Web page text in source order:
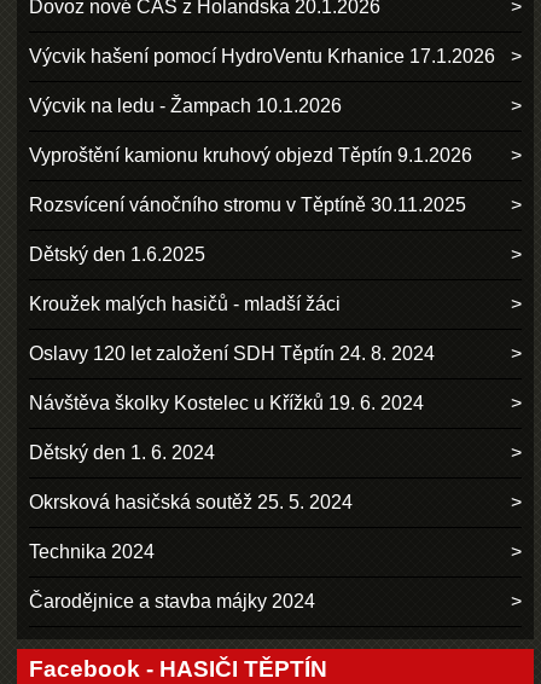
Dovoz nové CAS z Holandska 20.1.2026
Výcvik hašení pomocí HydroVentu Krhanice 17.1.2026
Výcvik na ledu - Žampach 10.1.2026
Vyproštění kamionu kruhový objezd Těptín 9.1.2026
Rozsvícení vánočního stromu v Těptíně 30.11.2025
Dětský den 1.6.2025
Kroužek malých hasičů - mladší žáci
Oslavy 120 let založení SDH Těptín 24. 8. 2024
Návštěva školky Kostelec u Křížků 19. 6. 2024
Dětský den 1. 6. 2024
Okrsková hasičská soutěž 25. 5. 2024
Technika 2024
Čarodějnice a stavba májky 2024
Facebook - HASIČI TĚPTÍN